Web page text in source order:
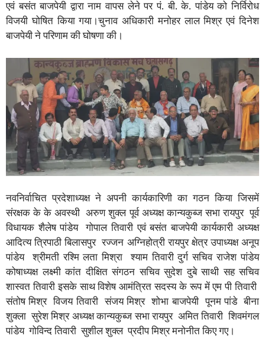
एवं बसंत बाजपेयी द्वारा नाम वापस लेने पर पं. बी. के. पांडेय को निर्विरोध
विजयी घोषित किया गया।चुनाव अधिकारी मनोहर लाल मिश्र एवं दिनेश
बाजपेयी ने परिणाम की घोषणा की।
नवनिर्वाचित प्रदेशाध्यक्ष ने अपनी कार्यकारिणी का गठन किया जिसमें
संरक्षक के के अवस्थी अरुण शुक्ल पूर्व अध्यक्ष कान्यकुब्ज सभा रायपुर पूर्व
विधायक शैलेष पांडेय गोपाल तिवारी एवं बसंत बाजपेयी कार्यकारी अध्यक्ष
आदित्य त्रिपाठी बिलासपुर रज्जन अग्निहोत्री रायपुर क्षेत्र उपाध्यक्ष अनूप
पांडेय श्रीमती रश्मि लता मिश्रा श्याम तिवारी दुर्ग सचिव राजेश पांडेय
कोषाध्यक्ष लक्ष्मी कांत दीक्षित संगठन सचिव सुदेश दुबे साथी सह सचिव
शास्वत तिवारी इसके साथ विशेष आमंत्रित सदस्य के रूप में एम पी तिवारी
संतोष मिश्र विजय तिवारी संजय मिश्र शोभा बाजपेयी पूनम पांडे बीना
शुक्ला सुरेश मिश्र अध्यक्ष कान्यकुब्ज सभा रायपुर अमित तिवारी शिवमंगल
पांडेय गोविन्द तिवारी सुशील शुक्ल प्रदीप मिश्र मनोनीत किए गए।